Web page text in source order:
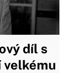
díl s
velkému